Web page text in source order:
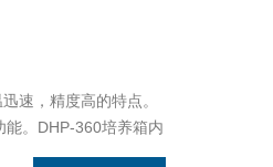
速，精度高的特点。
。DHP-360培养箱内
内有钢化玻璃门，便于